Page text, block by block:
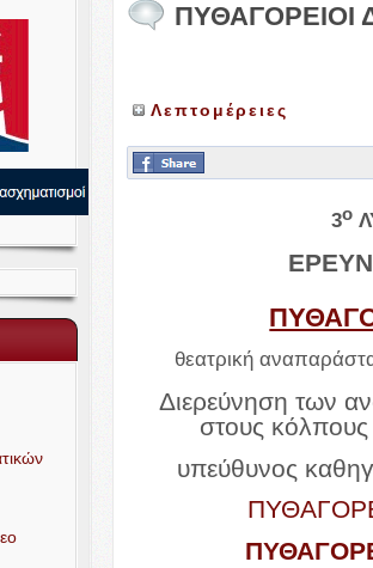
ΠΥΘΑΓΟΡΕΙΟΙ
Λεπτομέρειες
3o
θεατρική
Διερεύνηση των
στους
υπεύθυνος